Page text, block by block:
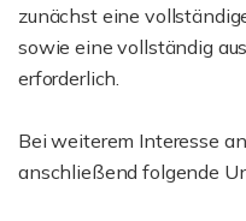
zunächst eine
sowie eine vollständig
erforderlich.
Bei weiterem Interesse
anschließend folgende